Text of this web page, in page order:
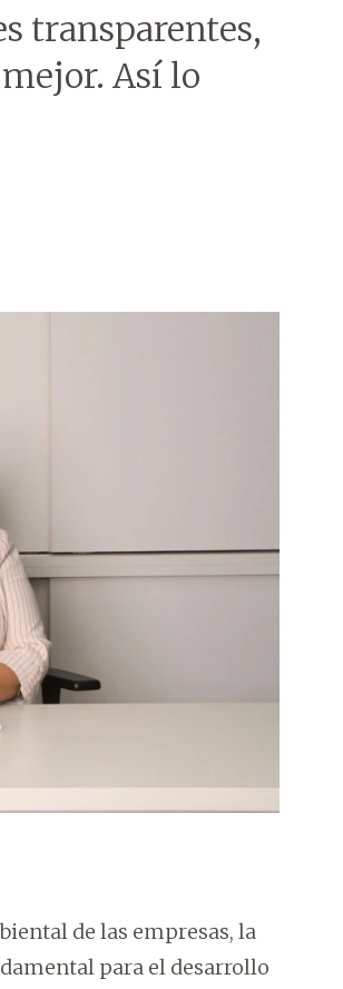
transparentes,
Así lo
de las empresas, la
para el desarrollo